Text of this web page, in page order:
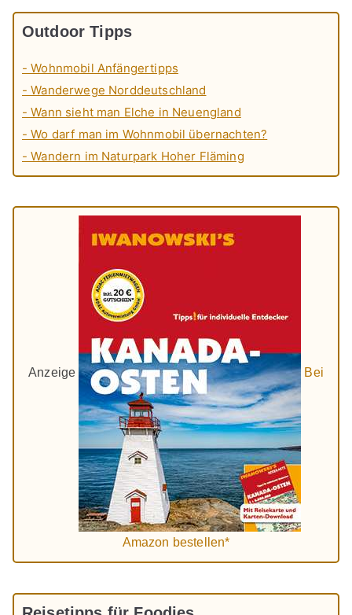
Outdoor Tipps
- Wohnmobil Anfängertipps
- Wanderwege Norddeutschland
- Wann sieht man Elche in Neuengland
- Wo darf man im Wohnmobil übernachten?
- Wandern im Naturpark Hoher Fläming
Anzeige Bei
Amazon bestellen*